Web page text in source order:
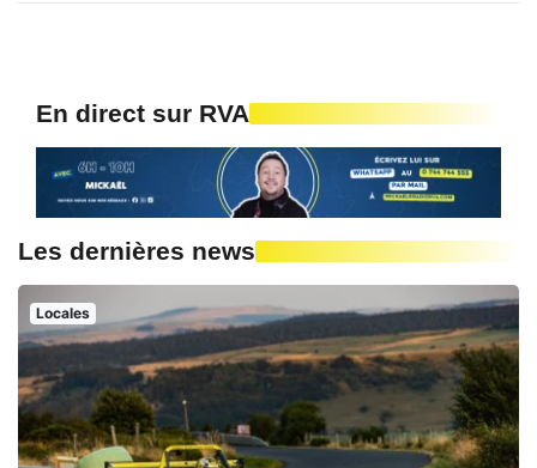
En direct sur RVA
Les dernières news
Locales